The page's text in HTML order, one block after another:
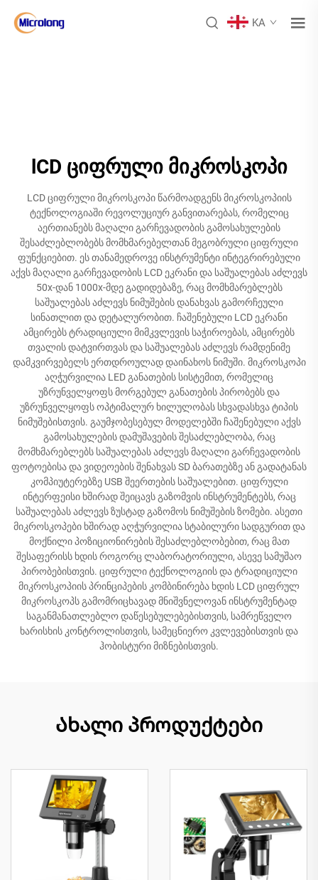
KA
lCD ციფრული მიკროსკოპი
LCD ციფრული მიკროსკოპი წარმოადგენს მიკროსკოპიის
ტექნოლოგიაში რევოლუციურ განვითარებას, რომელიც
აერთიანებს მაღალი გარჩევადობის გამოსახულების
შესაძლებლობებს მომხმარებელთან მეგობრული ციფრული
ფუნქციებით. ეს თანამედროვე ინსტრუმენტი ინტეგრირებული
აქვს მაღალი გარჩევადობის LCD ეკრანი და საშუალებას აძლევს
50x-დან 1000x-მდე გადიდებაზე, რაც მომხმარებლებს
საშუალებას აძლევს ნიმუშების დანახვას გამორჩეული
სინათლით და დეტალურობით. ჩაშენებული LCD ეკრანი
ამცირებს ტრადიციული მიმკვლევის საჭიროებას, ამცირებს
თვალის დატვირთვას და საშუალებას აძლევს რამდენიმე
დამკვირვებელს ერთდროულად დაინახოს ნიმუში. მიკროსკოპი
აღჭურვილია LED განათების სისტემით, რომელიც
უზრუნველყოფს მორგებულ განათების პირობებს და
უზრუნველყოფს ოპტიმალურ ხილულობას სხვადასხვა ტიპის
ნიმუშებისთვის. გაუმჯობესებულ მოდელებში ჩაშენებული აქვს
გამოსახულების დამუშავების შესაძლებლობა, რაც
მომხმარებლებს საშუალებას აძლევს მაღალი გარჩევადობის
ფოტოებისა და ვიდეოების შენახვას SD ბარათებზე ან გადატანას
კომპიუტერებზე USB შეერთების საშუალებით. ციფრული
ინტერფეისი ხშირად შეიცავს გაზომვის ინსტრუმენტებს, რაც
საშუალებას აძლევს ზუსტად გაზომოს ნიმუშების ზომები. ასეთი
მიკროსკოპები ხშირად აღჭურვილია სტაბილური სადგურით და
მოქნილი პოზიციონირების შესაძლებლობებით, რაც მათ
შესაფერისს ხდის როგორც ლაბორატორიული, ასევე სამუშაო
პირობებისთვის. ციფრული ტექნოლოგიის და ტრადიციული
მიკროსკოპიის პრინციპების კომბინირება ხდის LCD ციფრულ
მიკროსკოპს გამომრიცხავად მნიშვნელოვან ინსტრუმენტად
საგანმანათლებლო დაწესებულებებისთვის, სამრეწველო
ხარისხის კონტროლისთვის, სამეცნიერო კვლევებისთვის და
ჰობისტური მიზნებისთვის.
Ახალი პროდუქტები